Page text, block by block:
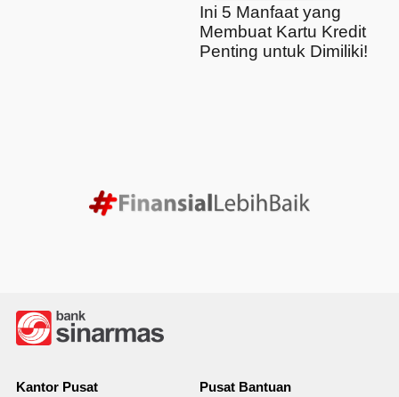
Ini 5 Manfaat yang
Membuat Kartu Kredit
Penting untuk Dimiliki!
Kantor Pusat
Pusat Bantuan